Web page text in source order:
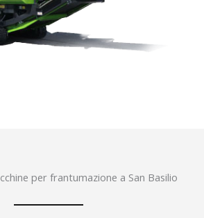
per frantumazione a San Basilio